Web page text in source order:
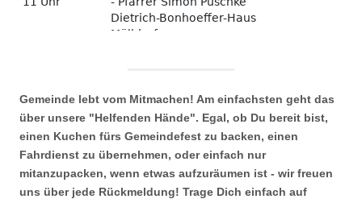
Gemeinde lebt vom Mitmachen! Am einfachsten geht das
über unsere "Helfenden Hände". Egal, ob Du bereit bist,
einen Kuchen fürs Gemeindefest zu backen, einen
Fahrdienst zu übernehmen, oder einfach nur
mitanzupacken, wenn etwas aufzuräumen ist - wir freuen
uns über jede Rückmeldung! Trage Dich einfach auf